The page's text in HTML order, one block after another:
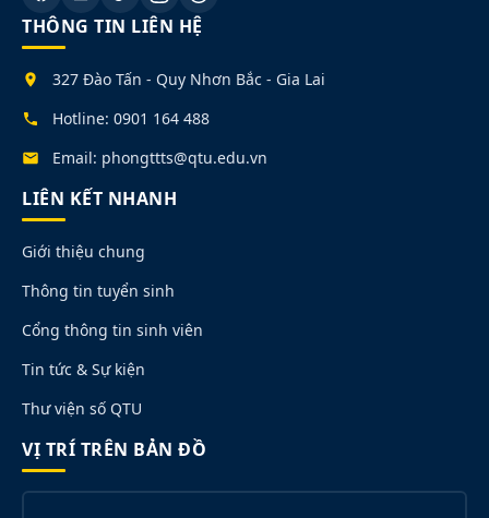
THÔNG TIN LIÊN HỆ
327 Đào Tấn - Quy Nhơn Bắc - Gia Lai
Hotline: 0901 164 488
Email: phongttts@qtu.edu.vn
LIÊN KẾT NHANH
Giới thiệu chung
Thông tin tuyển sinh
Cổng thông tin sinh viên
Tin tức & Sự kiện
Thư viện số QTU
VỊ TRÍ TRÊN BẢN ĐỒ